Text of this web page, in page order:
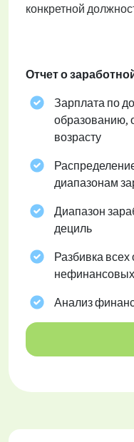
конкретной
Отчет о
Зарплата по
образованию,
возрасту
диапазонам
Диапазон
дециль
Разбивка
Анализ